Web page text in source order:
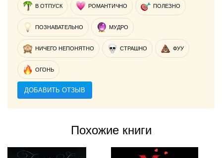
В ОТПУСК РОМАНТИЧНО ПОЛЕЗНО
ПОЗНАВАТЕЛЬНО МУДРО
НИЧЕГО НЕПОНЯТНО СТРАШНО ФУУ
ОГОНЬ
ДОБАВИТЬ ОТЗЫВ
Похожие книги